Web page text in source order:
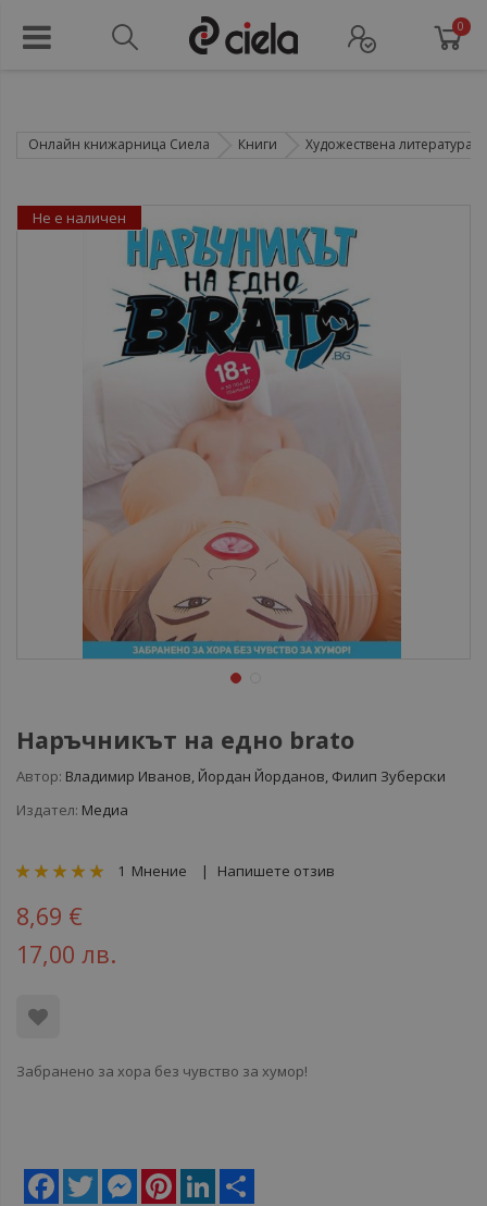
0
Онлайн книжарница Сиела Книги Художествена литература
Наръчникът на едно brato
Автор: Владимир Иванов, Йордан Йорданов, Филип Зуберски
Издател: Медиа
рейтинг:
1 Мнение Напишете отзив
8,69 €
17,00 лв.
Забранено за хора без чувство за хумор!
Facebook
Twitter MessengerPinterestLinkedIn
Не е наличен